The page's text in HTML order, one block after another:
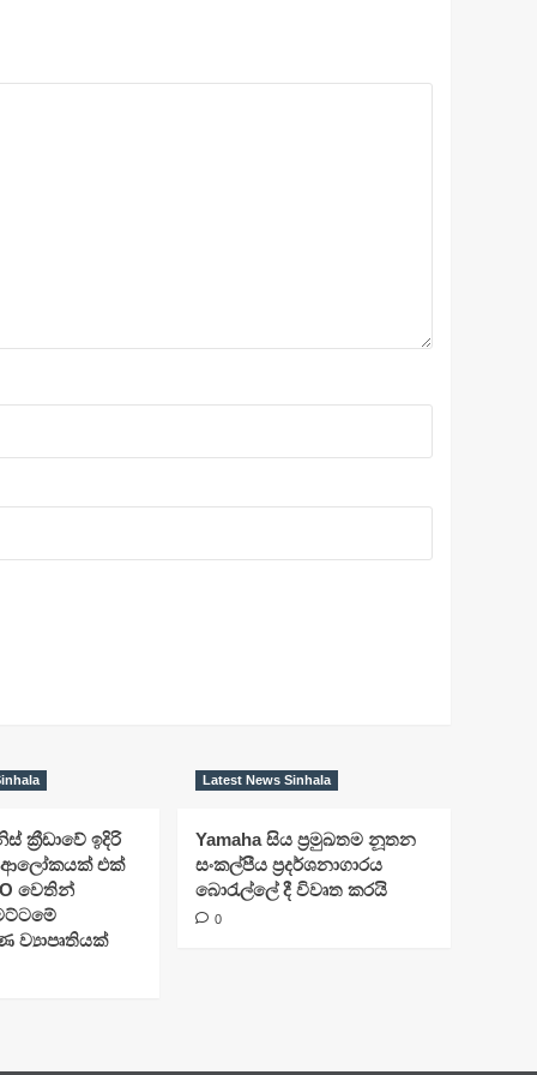
ක්‍රීඩාවේ ඉදිරි
එක්
වෙතින්
Latest News Sinhala
Yamaha සිය ප්‍රමුඛතම නූතන
සංකල්පීය ප්‍රදර්ශනාගාරය
බොරැල්ලේ දී විවෘත කරයි
0